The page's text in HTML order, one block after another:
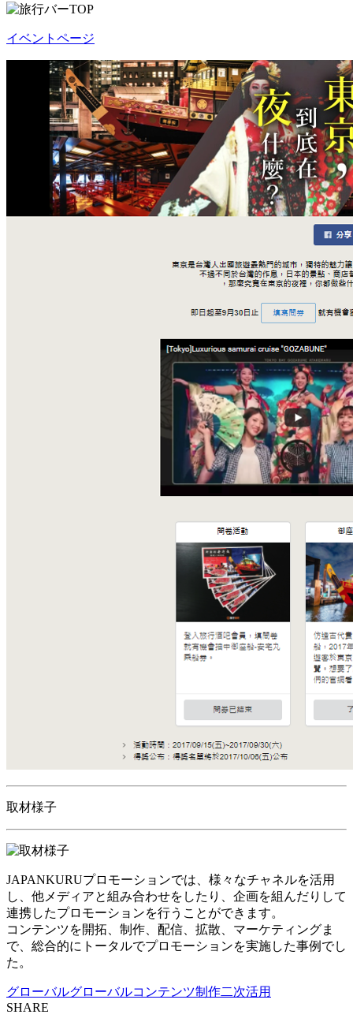
イベントページ
取材様子
JAPANKURUプロモーションでは、様々なチャネルを活用
し、他メディアと組み合わせをしたり、企画を組んだりして
連携したプロモーションを行うことができます。
コンテンツを開拓、制作、配信、拡散、マーケティングま
で、総合的にトータルでプロモーションを実施した事例でし
た。
グローバルグローバルコンテンツ制作二次活用
SHARE